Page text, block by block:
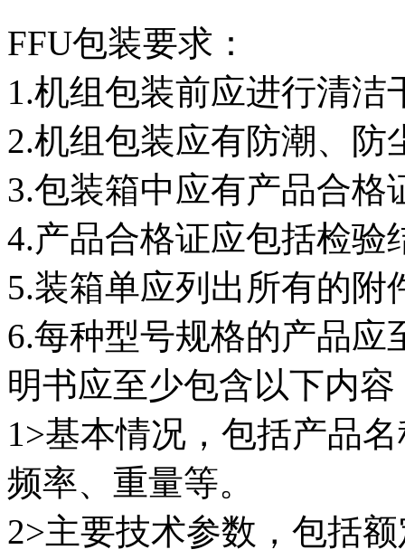
FFU包装要求：
1.机组包装前应进行清洁
2.机组包装应有防潮、防
3.包装箱中应有产品合格
4.产品合格证应包括检验
5.装箱单应列出所有的附
6.每种型号规格的产品
明书应至少包含以下内容
1>基本情况，包括产品
频率、重量等。
2>主要技术参数，包括